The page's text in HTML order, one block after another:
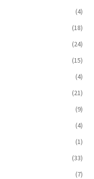
(4)
(18)
(24)
(15)
(4)
(21)
(9)
(4)
(1)
(33)
(7)